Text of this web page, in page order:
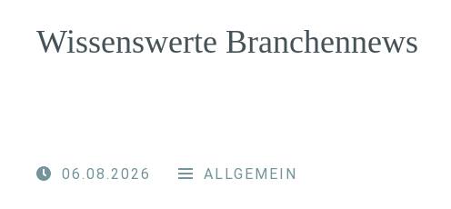
Wissenswerte Branchennews
06.08.2026 ALLGEMEIN